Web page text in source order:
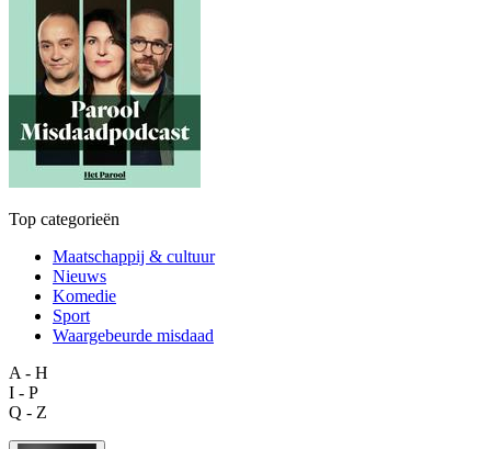
Top categorieën
Maatschappij & cultuur
Nieuws
Komedie
Sport
Waargebeurde misdaad
A - H
I - P
Q - Z